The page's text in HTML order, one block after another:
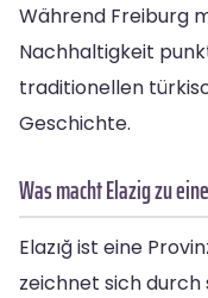
Während Freiburg
Nachhaltigkeit
traditionellen
Geschichte.
Was macht Elazig zu
Elazığ ist eine
zeichnet sich durch